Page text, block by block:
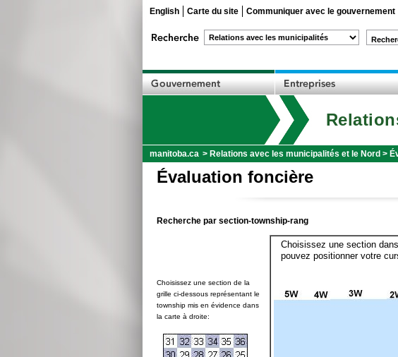
English Carte du site Communiquer avec le gouvernement
manitoba.ca > Relations avec les municipalités et le Nord >
Évaluation foncière
Recherche par section-township-rang
Choisissez une section de la
grille ci-dessous représentant le
township mis en évidence dans
la carte à droite:
Choisissez une section
pouvez positionner votre